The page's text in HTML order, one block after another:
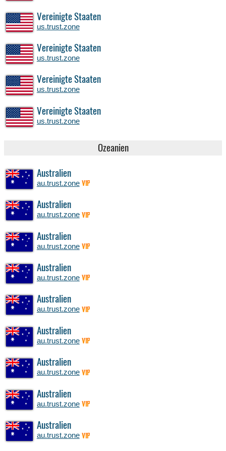
Vereinigte Staaten
us.trust.zone
Vereinigte Staaten
us.trust.zone
Vereinigte Staaten
us.trust.zone
Vereinigte Staaten
us.trust.zone
Ozeanien
Australien
au.trust.zone VIP
Australien
au.trust.zone VIP
Australien
au.trust.zone VIP
Australien
au.trust.zone VIP
Australien
au.trust.zone VIP
Australien
au.trust.zone VIP
Australien
au.trust.zone VIP
Australien
au.trust.zone VIP
Australien
au.trust.zone VIP